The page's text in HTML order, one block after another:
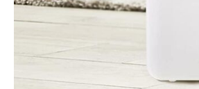
ビジネスと働き方のヒント
企業ITのトレンドを詳説